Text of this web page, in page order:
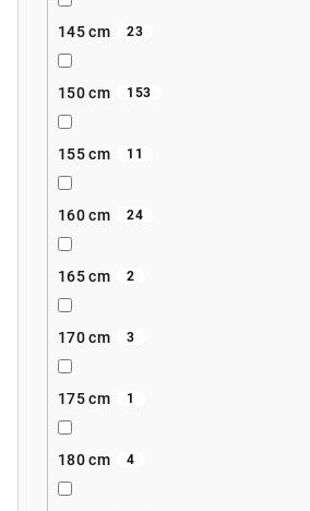
145 cm 23
150 cm 153
155 cm 11
160 cm 24
165 cm 2
170 cm 3
175 cm 1
180 cm 4